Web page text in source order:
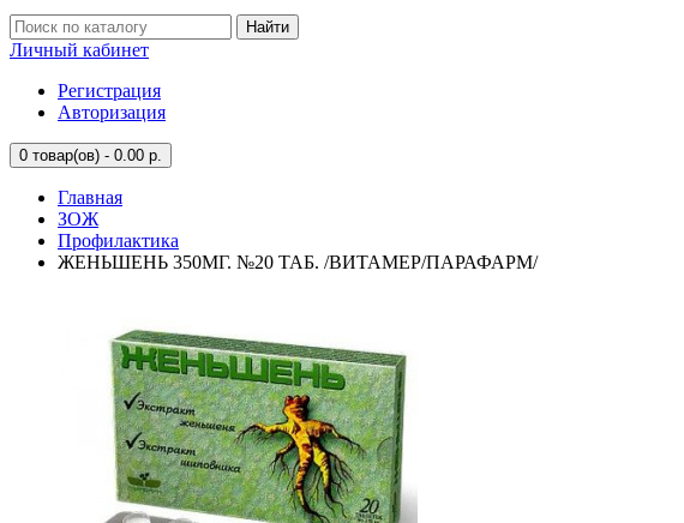
Найти
Личный кабинет
Регистрация
Авторизация
0 товар(ов) - 0.00 р.
Главная
ЗОЖ
Профилактика
ЖЕНЬШЕНЬ 350МГ. №20 ТАБ. /ВИТАМЕР/ПАРАФАРМ/